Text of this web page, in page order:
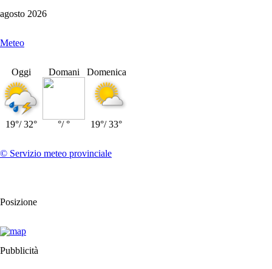
agosto 2026
Meteo
Oggi
19°/ 32°
Domani
°/ °
Domenica
19°/ 33°
© Servizio meteo provinciale
Posizione
Pubblicità